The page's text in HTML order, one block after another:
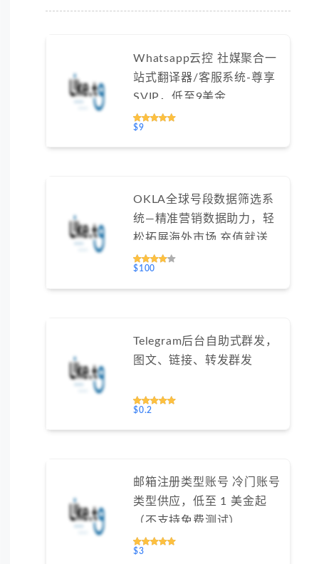
Whatsapp云控 社媒聚合一
站式翻译器/客服系统-尊享
SVIP，低至9美金
#FYOK002
$9
OKLA全球号段数据筛选系
统—精准营销数据助力，轻
松拓展海外市场 充值就送
40% #SJOKLA
$100
Telegram后台自助式群发，
图文、链接、转发群发
$0.2
邮箱注册类型账号 冷门账号
类型供应，低至 1 美金起
（不支持免费测试）
$3